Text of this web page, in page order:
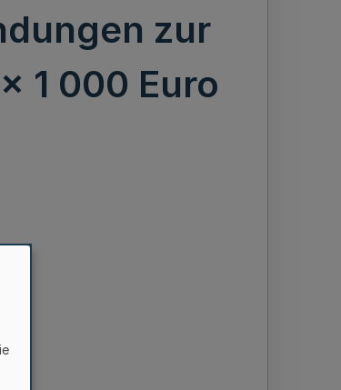
zur
1 000 Euro